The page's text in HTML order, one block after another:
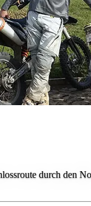
durch den